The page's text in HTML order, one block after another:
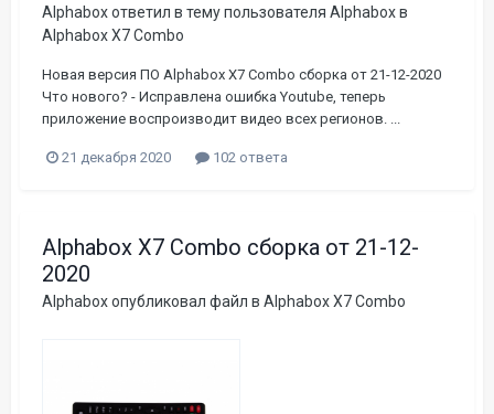
Alphaboxответил в тему пользователя Alphaboxв
Alphabox X7 Combo
Новая версия ПО Alphabox X7 Combo сборка от 21-12-2020
Что нового? - Исправлена ошибка Youtube, теперь
приложение воспроизводит видео всех регионов. ...
21 декабря 2020 102 ответа
Alphabox X7 Combo сборка от 21-12-
2020
Alphaboxопубликовал файл в Alphabox X7 Combo